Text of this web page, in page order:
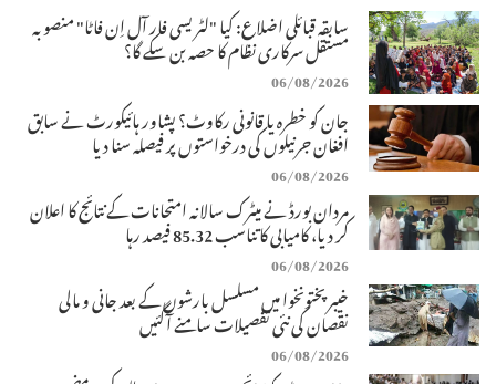
سابقہ قبائلی اضلاع: کیا "لٹریسی فار آل اِن فاٹا" منصوبہ
مستقل سرکاری نظام کا حصہ بن سکے گا؟
06/08/2026
جان کو خطرہ یا قانونی رکاوٹ؟ پشاور ہائیکورٹ نے سابق
افغان جرنیلوں کی درخواستوں پر فیصلہ سنا دیا
06/08/2026
مردان بورڈ نے میٹرک سالانہ امتحانات کے نتائج کا اعلان
کر دیا، کامیابی کا تناسب 85.32 فیصد رہا
06/08/2026
خیبرپختونخوا میں مسلسل بارشوں کے بعد جانی و مالی
نقصان کی نئی تفصیلات سامنے آگئیں
06/08/2026